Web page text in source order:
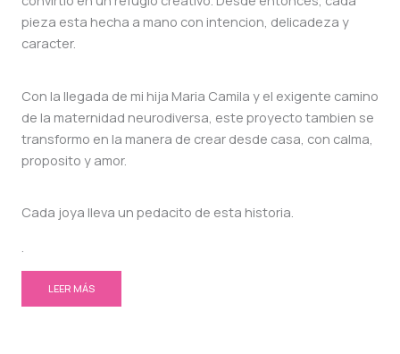
pieza esta hecha a mano con intencion, delicadeza y
caracter.
Con la llegada de mi hija Maria Camila y el exigente camino
de la maternidad neurodiversa, este proyecto tambien se
transformo en la manera de crear desde casa, con calma,
proposito y amor.
Cada joya lleva un pedacito de esta historia.
.
LEER MÁS